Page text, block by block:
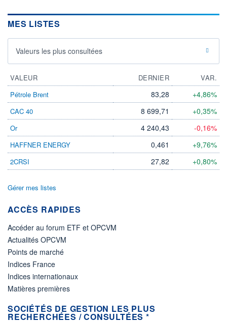
MES LISTES
Valeurs les plus consultées
VALEUR DERNIER
VAR.
Pétrole Brent
83,28 +4,86%
CAC 40 8 699,71 +0,35%
Or 4 240,43 -0,16%
HAFFNER ENERGY 0,461 +9,76%
2CRSI 27,82 +0,80%
Gérer mes listes
ACCÈS RAPIDES
Accéder au forum ETF et OPCVM
Actualités OPCVM
Points de marché
Indices France
Indices internationaux
Matières premières
SOCIÉTÉS DE GESTION LES PLUS
RECHERCHÉES / CONSULTÉES *